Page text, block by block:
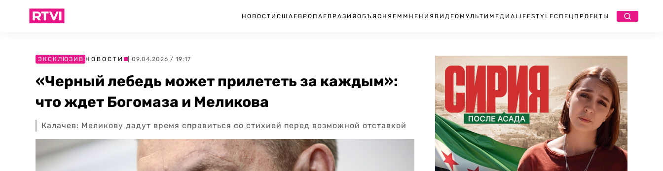
НОВОСТИ США ЕВРОПА ЕВРАЗИЯ ОБЪЯСНЯЕМ МНЕНИЯ ВИДЕО МУЛЬТИМЕДИА LIFESTYLEСПЕЦПРОЕКТЫ
ЭКСКЛЮЗИВ НОВОСТИ | 09.04.2026 / 19:17
«Черный лебедь может прилететь за каждым»:
что ждет Богомаза и Меликова
Калачев: Меликову дадут время справиться со стихией перед возможной отставкой